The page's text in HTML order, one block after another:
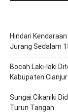
Hindari
Jurang Sedalam
Bocah Laki-laki
Kabupaten Cianjur
Sungai Cikaniki
Turun Tangan